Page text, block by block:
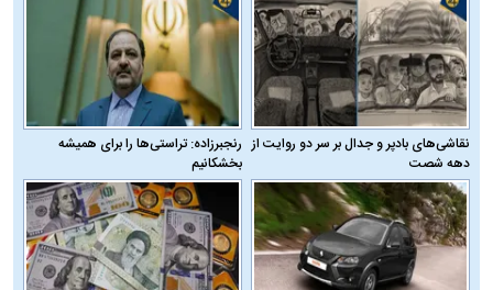
نقاشی‌های بادپر و جدال بر سر دو روایت از
دهه شصت
رنجبرزاده: تراستی‌ها را برای همیشه
بخشکانیم